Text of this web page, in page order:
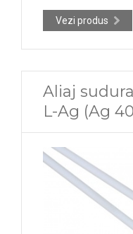
Vezi produs
Aliaj
L-Ag (Ag